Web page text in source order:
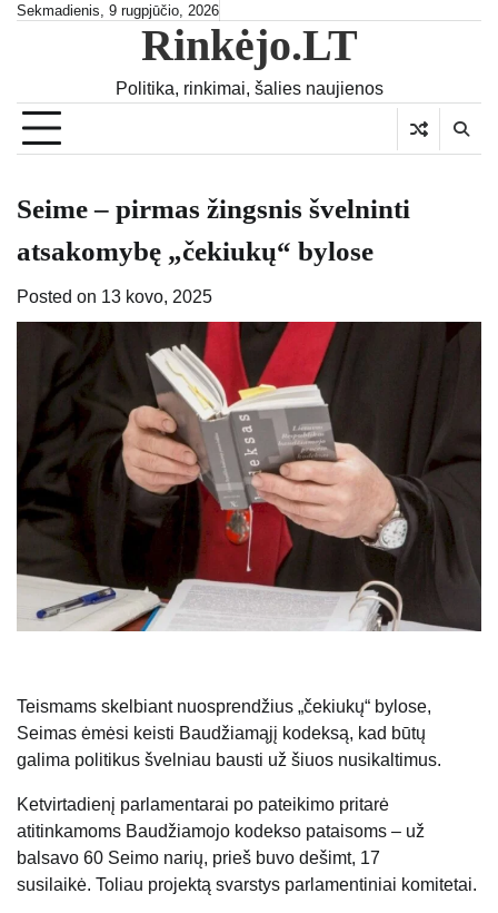
SkipSekmadienis, 9 rugpjūčio, 2026
Rinkėjo.LT
Politika, rinkimai, šalies naujienos
Seime – pirmas žingsnis švelninti
atsakomybę „čekiukų“ bylose
Posted on 13 kovo, 2025
Teismams skelbiant nuosprendžius „čekiukų“ bylose,
Seimas ėmėsi keisti Baudžiamąjį kodeksą, kad būtų
galima politikus švelniau bausti už šiuos nusikaltimus.
Ketvirtadienį parlamentarai po pateikimo pritarė
atitinkamoms Baudžiamojo kodekso pataisoms – už
balsavo 60 Seimo narių, prieš buvo dešimt, 17
susilaikė. Toliau projektą svarstys parlamentiniai komitetai.